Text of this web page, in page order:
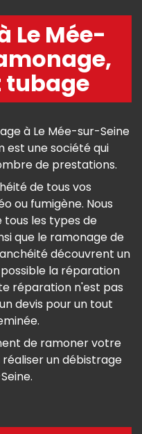
Le Mée-
tubage
à Le Mée-sur-Seine
est une société qui
de prestations.
de tous vos
ou fumigène. Nous
les types de
que le ramonage de
découvrent un
la réparation
réparation n'est pas
devis pour un tout
de ramoner votre
un débistrage